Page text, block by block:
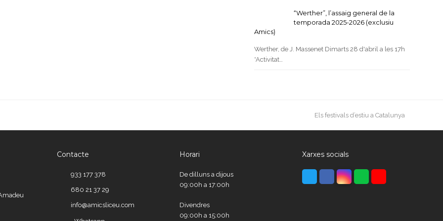
“Werther”, l’assaig general de la
temporada 2025-2026 (exclusiu
Amics)
Werther, de J. Massenet Dimarts 28 d'abril a les 17h
*Activitat…
next
Els festivals d’estiu a Catalunya
Contacte
933 177 378
680 21 37 29
info@amicsliceu.com
Horari
De dilluns a dijous
09:00h a 17:00h
Divendres
09:00h a 15:00h
Xarxes socials
TwitterFacebook
Instagram